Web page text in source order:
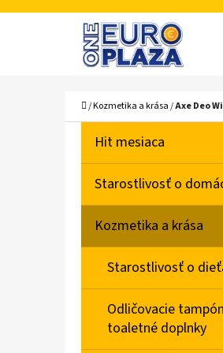
Prejsť
Domov
/Kozmetika a krása/Axe Deo
N
Preskočiť
kategórie
G
R
E
Hit mesiaca
Starostlivosť o
Kozmetika a krása
Starostlivosť o
Odličovacie
toaletné doplnky
K
Späť
Späť